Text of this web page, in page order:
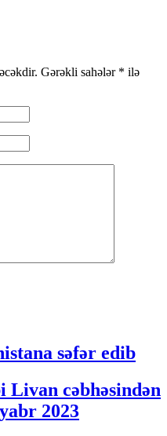
Gərəkli sahələr * ilə
səfər edib
Livan cəbhəsindən
2023